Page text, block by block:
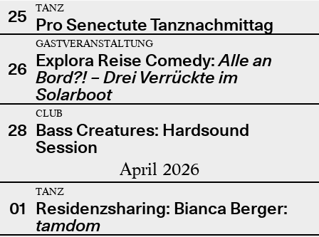
25
TANZ
Pro Senectute Tanznachmittag
26
GASTVERANSTALTUNG
Explora Reise Comedy:Alle an
Bord?! – Drei Verrückte im
Solarboot
28
CLUB
Bass Creatures: Hardsound
Session
April 2026
01
TANZ
Residenzsharing: Bianca Berger:
tamdom